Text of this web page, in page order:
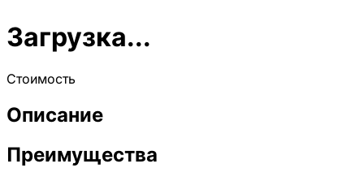
Загрузка...
Стоимость
Описание
Преимущества